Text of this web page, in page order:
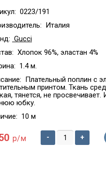
0223/191
Италия
Gucci
Хлопок 96%, эластан 4%
1.4 м.
Плательный поплин с
принтом. Ткань
тянется, не
юбку.
10 м
р/м - +